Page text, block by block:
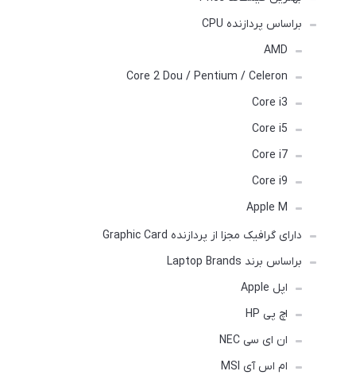
براساس پردازنده CPU
AMD
Core 2 Dou / Pentium / Celeron
Core i3
Core i5
Core i7
Core i9
Apple M
دارای گرافیک مجزا از پردازنده Graphic Card
براساس برند Laptop Brands
اپل Apple
اچ پی HP
ان ای سی NEC
ام اس آی MSI